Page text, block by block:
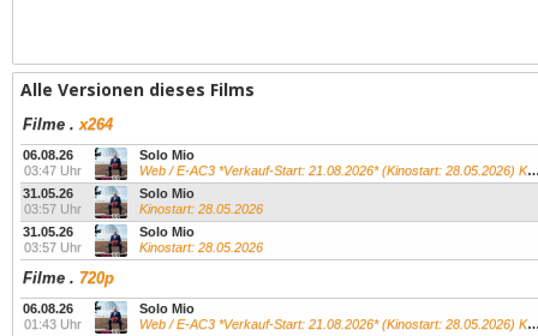
Alle Versionen dieses Films
Filme .x264
06.08.26
03:47 Uhr
Solo Mio
Web / E-AC3 *Verkauf-Start: 21.08.2026* (Kinostart: 28.05.2026) Kevin James...
31.05.26
03:57 Uhr
Solo Mio
Kinostart: 28.05.2026
31.05.26
03:57 Uhr
Solo Mio
Kinostart: 28.05.2026
Filme . 720p
06.08.26
01:43 Uhr
Solo Mio
Web / E-AC3 *Verkauf-Start: 21.08.2026* (Kinostart: 28.05.2026) Kevin James...